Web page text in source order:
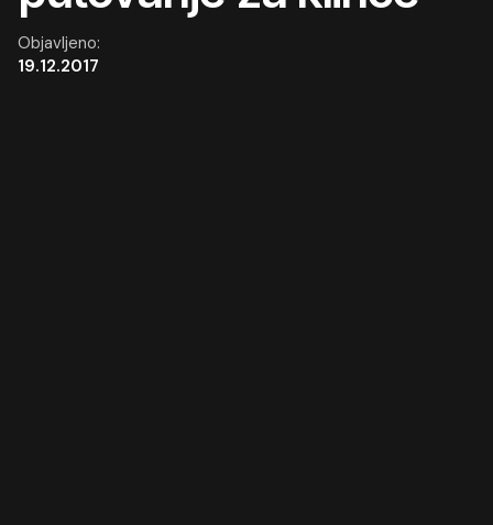
Objavljeno:
19.12.2017